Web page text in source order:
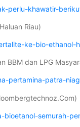
perlu-khawatir-
Riau)
ke-bio-ethanol-
BBM dan LPG
pertamina-patra-
semurah-